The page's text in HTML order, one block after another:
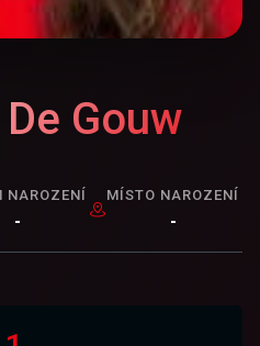
Gouw
NAROZENÍ
-
MÍSTO NAROZENÍ
-